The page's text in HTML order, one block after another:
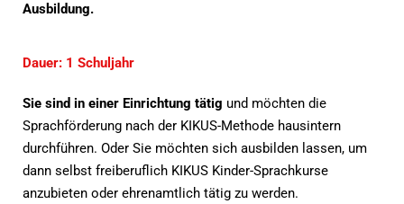
Ausbildung.
Dauer: 1 Schuljahr
Sie sind in einer Einrichtung tätig und möchten die
Sprachförderung nach der KIKUS-Methode hausintern
durchführen. Oder Sie möchten sich ausbilden lassen, um
dann selbst freiberuflich KIKUS Kinder-Sprachkurse
anzubieten oder ehrenamtlich tätig zu werden.